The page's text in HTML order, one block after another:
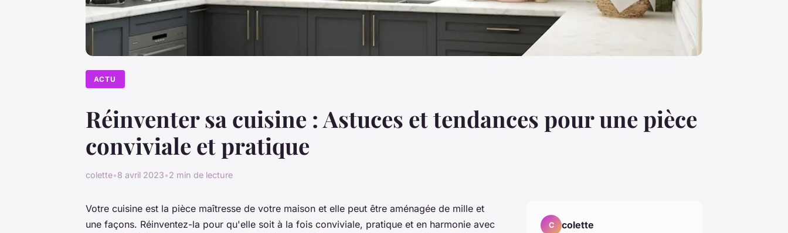
ACTU
Réinventer sa cuisine : Astuces et tendances pour une pièce
conviviale et pratique
colette•8 avril 2023•2 min de lecture
Votre cuisine est la pièce maîtresse de votre maison et elle peut être aménagée de mille et
une façons. Réinventez-la pour qu'elle soit à la fois conviviale, pratique et en harmonie avec
C colette